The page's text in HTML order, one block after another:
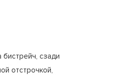
бистрейч, сзади
отстрочкой,